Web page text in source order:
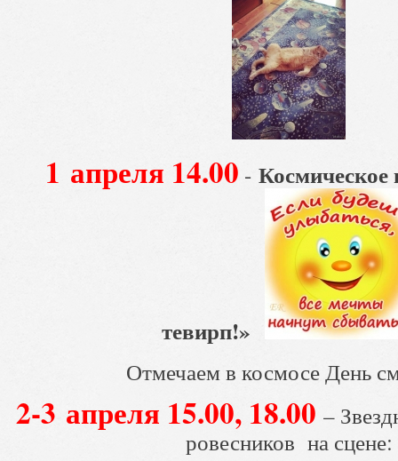
1 апреля 14.00 -
тевирп!»
Отмечаем в космосе День
2-3 апреля 15.00, 18.00 –
ровесников на сцене: